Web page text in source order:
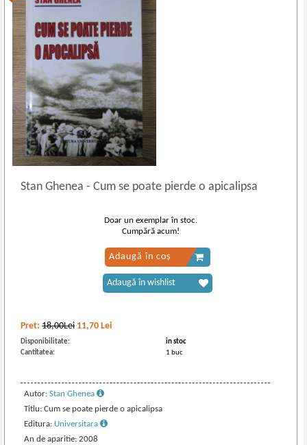
Stan Ghenea- Cum se poate pierde o apicalipsa
Pret:18,00Lei 11,70 Lei
Disponibilitate:
in stoc
Cantitatea:
1 buc
Autor:Stan Ghenea
Titlu: Cum se poate pierde o apicalipsa
Editura: Universitara
An de aparitie: 2008
Doar un exemplar în stoc.
Cumpără acum!
Adaugă în coș
Adaugă în wishlist